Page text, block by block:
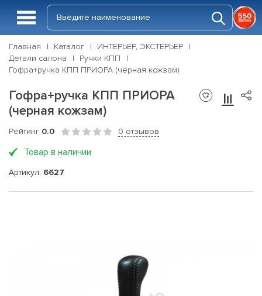
Главная Каталог
ИНТЕРЬЕР, ЭКСТЕРЬЕР
Детали салона
Ручки КПП
Гофра+ручка КПП ПРИОРА (черная кожзам)
Гофра+ручка КПП ПРИОРА
(черная кожзам)
Рейтинг 0.0 0 отзывов
Товар в наличии
Артикул: 6627